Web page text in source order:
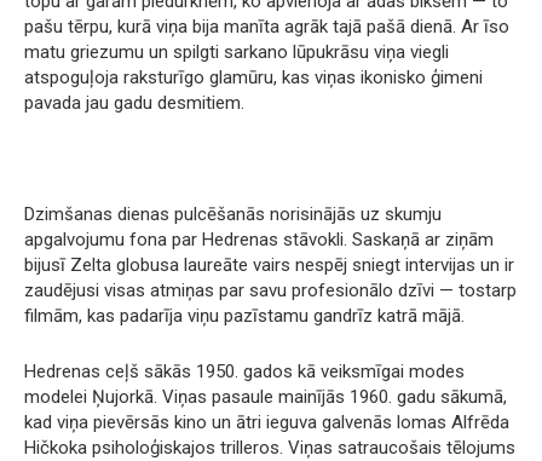
pašu tērpu, kurā viņa bija manīta agrāk tajā pašā dienā. Ar īso
matu griezumu un spilgti sarkano lūpukrāsu viņa viegli
atspoguļoja raksturīgo glamūru, kas viņas ikonisko ģimeni
pavada jau gadu desmitiem.
Dzimšanas dienas pulcēšanās norisinājās uz skumju
apgalvojumu fona par Hedrenas stāvokli. Saskaņā ar ziņām
bijusī Zelta globusa laureāte vairs nespēj sniegt intervijas un ir
zaudējusi visas atmiņas par savu profesionālo dzīvi — tostarp
filmām, kas padarīja viņu pazīstamu gandrīz katrā mājā.
Hedrenas ceļš sākās 1950. gados kā veiksmīgai modes
modelei Ņujorkā. Viņas pasaule mainījās 1960. gadu sākumā,
kad viņa pievērsās kino un ātri ieguva galvenās lomas Alfrēda
Hičkoka psiholoģiskajos trilleros. Viņas satraucošais tēlojums